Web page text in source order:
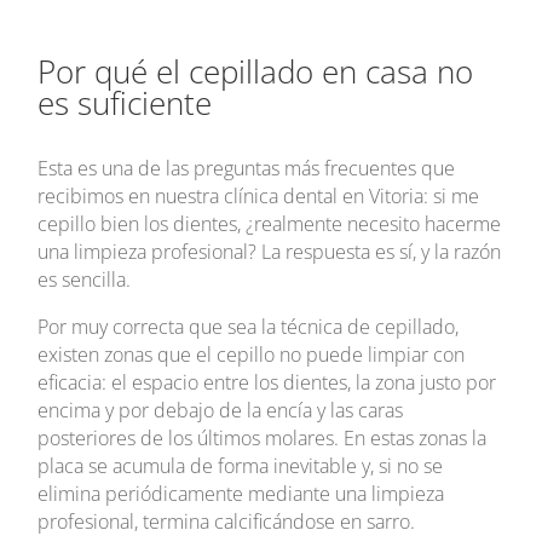
Por qué el cepillado en casa no
es suficiente
Esta es una de las preguntas más frecuentes que
recibimos en nuestra clínica dental en Vitoria: si me
cepillo bien los dientes, ¿realmente necesito hacerme
una limpieza profesional? La respuesta es sí, y la razón
es sencilla.
Por muy correcta que sea la técnica de cepillado,
existen zonas que el cepillo no puede limpiar con
eficacia: el espacio entre los dientes, la zona justo por
encima y por debajo de la encía y las caras
posteriores de los últimos molares. En estas zonas la
placa se acumula de forma inevitable y, si no se
elimina periódicamente mediante una limpieza
profesional, termina calcificándose en sarro.